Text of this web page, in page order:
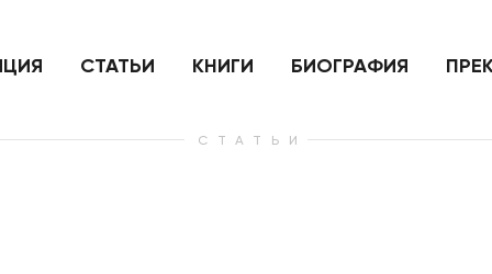
нанесенный по самим себе
СТАТЬИ КНИГИ БИОГРАФИЯ
СТАТЬИ